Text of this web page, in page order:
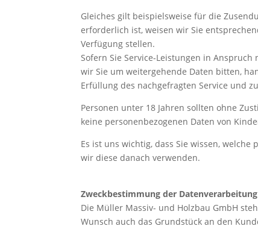
Gleiches gilt beispielsweise für die
erforderlich ist, weisen wir Sie
Verfügung stellen.
Sofern Sie Service-Leistungen in
wir Sie um weitergehende Daten bitten,
Erfüllung des nachgefragten Service und
Personen unter 18 Jahren sollten ohne
keine personenbezogenen Daten von
Es ist uns wichtig, dass Sie wissen,
wir diese danach verwenden.
Zweckbestimmung der Datenverarbeitung
Die Müller Massiv- und Holzbau GmbH
Wunsch auch das Grundstück an den